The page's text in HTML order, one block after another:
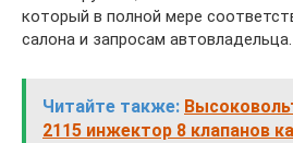
который в полной мере
салона и запросам автовладельца.
Читайте также:
2115 инжектор 8 клапанов